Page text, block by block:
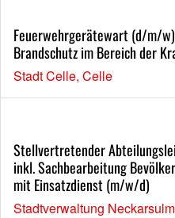
Feuerwehrgerätewart (d/m/
Brandschutz im Bereich der
Stadt Celle, Celle
Stellvertretender
inkl. Sachbearbeitung
mit Einsatzdienst (m/w/d)
Stadtverwaltung